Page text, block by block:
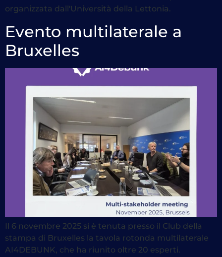
organizzata dall'Università della Lettonia.
Evento multilaterale a
Bruxelles
Il 6 novembre 2025 si è tenuta presso il Club della
stampa di Bruxelles la tavola rotonda multilaterale
AI4DEBUNK, che ha riunito oltre 20 esperti.